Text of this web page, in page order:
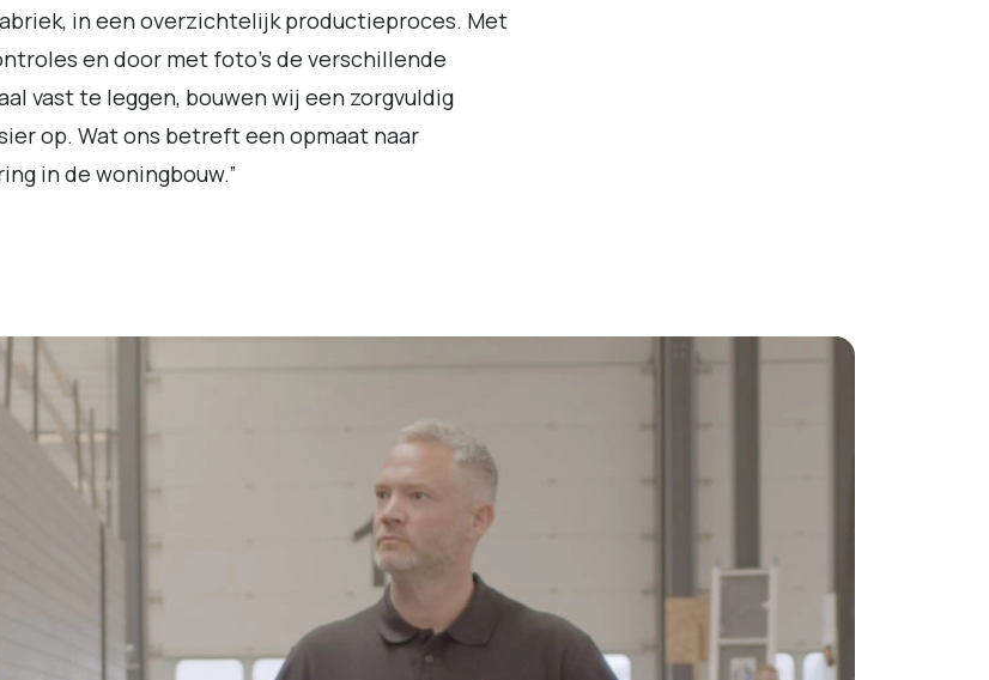
in een overzichtelijk productieproces. Met
en door met foto’s de verschillende
vast te leggen, bouwen wij een zorgvuldig
op. Wat ons betreft een opmaat naar
in de woningbouw.”